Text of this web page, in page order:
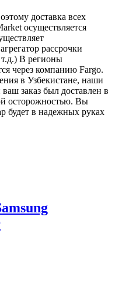
доставка всех
осуществляется
рассрочки
В регионы
через компанию Fargo.
в Узбекистане, наши
заказ был доставлен в
осторожностью. Вы
будет в надежных руках